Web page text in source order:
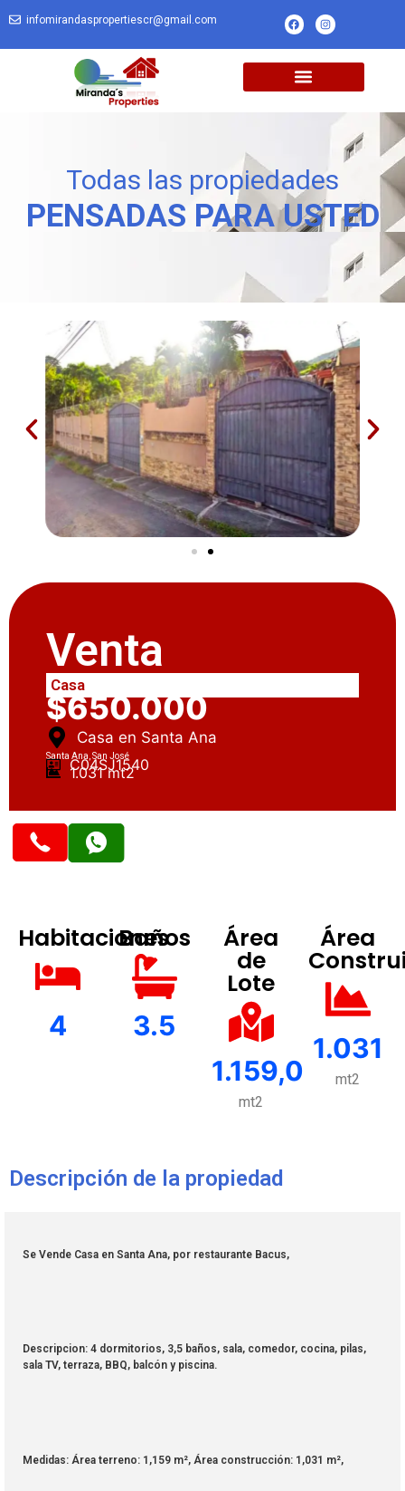
infomirandaspropertiescr@gmail.com
Todas las propiedades
PENSADAS PARA USTED
Venta
Casa
$650.000
Casa en Santa Ana
Santa Ana, San José
C04SJ1540
1.031 mt2
Habitaciones
4
Baños
3.5
Área
de
Lote
1.159,0
mt2
Área
1.031
mt2
Descripción de la propiedad
Se Vende Casa en Santa Ana, por restaurante Bacus,
Descripcion: 4 dormitorios, 3,5 baños, sala, comedor, cocina, pilas,
sala TV, terraza, BBQ, balcón y piscina.
Medidas: Área terreno: 1,159 m², Área construcción: 1,031 m²,